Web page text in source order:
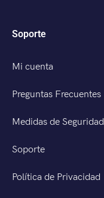
Soporte
Mi cuenta
Preguntas Frecuentes
Medidas de Seguridad
Soporte
Política de Privacidad